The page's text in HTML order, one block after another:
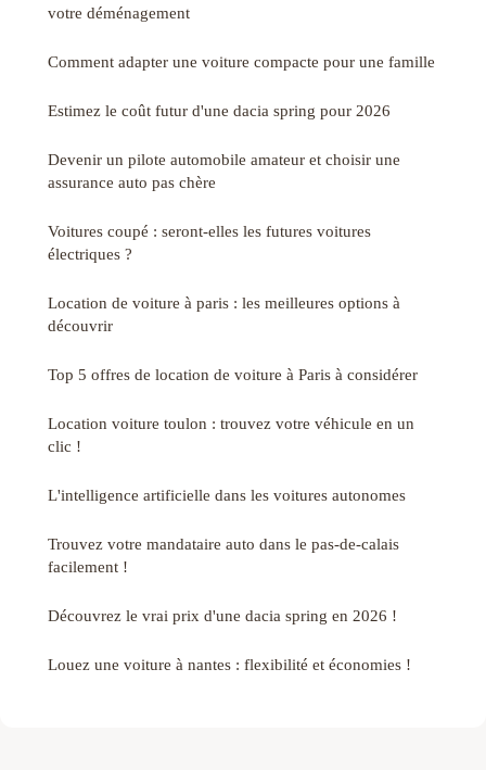
votre déménagement
Comment adapter une voiture compacte pour une famille
Estimez le coût futur d'une dacia spring pour 2026
Devenir un pilote automobile amateur et choisir une
assurance auto pas chère
Voitures coupé : seront-elles les futures voitures
électriques ?
Location de voiture à paris : les meilleures options à
découvrir
Top 5 offres de location de voiture à Paris à considérer
Location voiture toulon : trouvez votre véhicule en un
clic !
L'intelligence artificielle dans les voitures autonomes
Trouvez votre mandataire auto dans le pas-de-calais
facilement !
Découvrez le vrai prix d'une dacia spring en 2026 !
Louez une voiture à nantes : flexibilité et économies !